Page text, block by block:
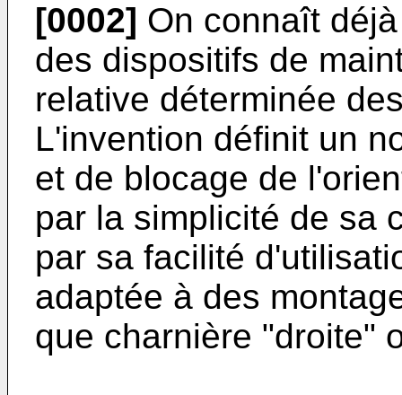
[0002] On connaît
des dispositifs de
relative déterminée
L'invention définit un
et de blocage de
par la simplicité de sa
par sa facilité
adaptée à des
que charnière "droite"